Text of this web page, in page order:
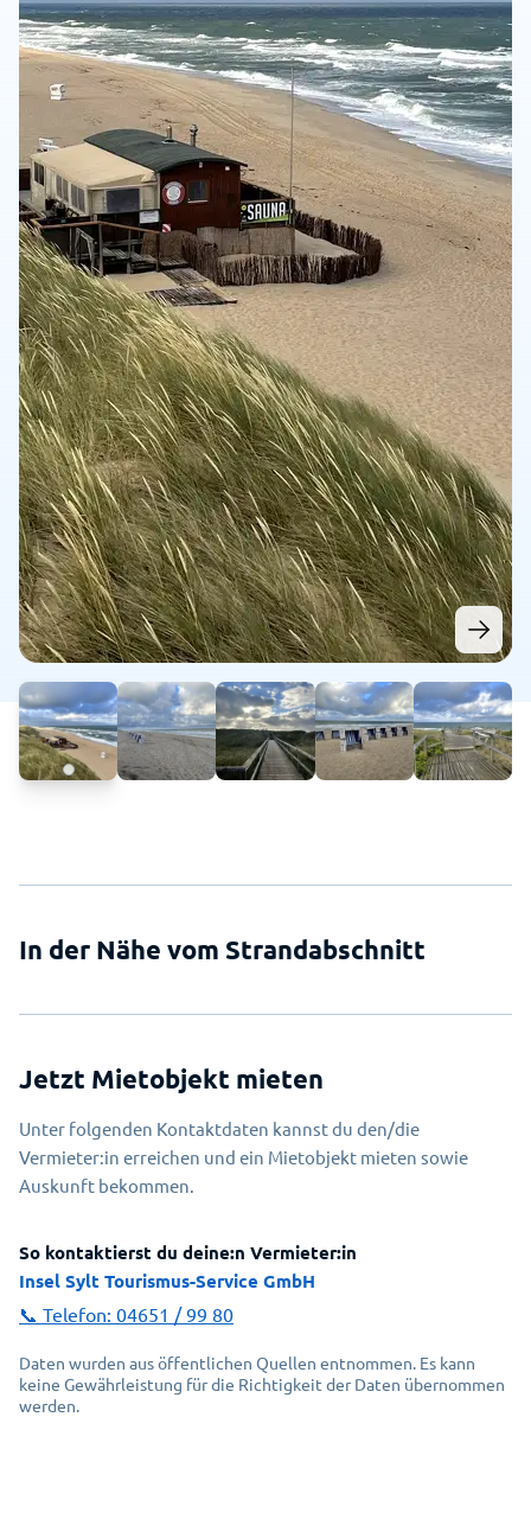
In der Nähe vom Strandabschnitt
Jetzt Mietobjekt mieten
Unter folgenden Kontaktdaten kannst du den/die
Vermieter:in erreichen und ein Mietobjekt mieten sowie
Auskunft bekommen.
So kontaktierst du deine:n Vermieter:in
Insel Sylt Tourismus-Service GmbH
📞 Telefon: 04651 / 99 80
Daten wurden aus öffentlichen Quellen entnommen. Es kann
keine Gewährleistung für die Richtigkeit der Daten übernommen
werden.